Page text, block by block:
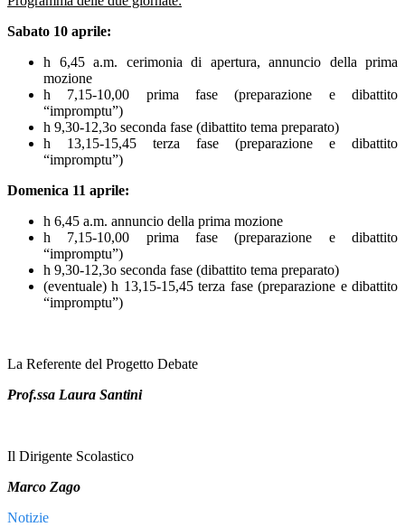
Sabato 10 aprile:
h 6,45 a.m. cerimonia di apertura, annuncio della prima
mozione
h 7,15-10,00 prima fase (preparazione e dibattito
“impromptu”)
h 9,30-12,3o seconda fase (dibattito tema preparato)
h 13,15-15,45 terza fase (preparazione e dibattito
“impromptu”)
Domenica 11 aprile:
h 6,45 a.m. annuncio della prima mozione
h 7,15-10,00 prima fase (preparazione e dibattito
“impromptu”)
h 9,30-12,3o seconda fase (dibattito tema preparato)
(eventuale) h 13,15-15,45 terza fase (preparazione e dibattito
“impromptu”)
La Referente del Progetto Debate
Prof.ssa Laura Santini
Il Dirigente Scolastico
Marco Zago
Notizie